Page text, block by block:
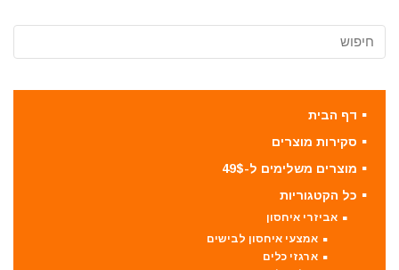
דף הבית
סקירות מוצרים
מוצרים משלימים ל-49$
כל הקטגוריות
אביזרי איחסון
אמצעי איחסון לבישים
ארגזי כלים